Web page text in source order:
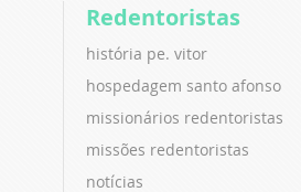
Redentoristas
história pe. vitor
hospedagem santo afonso
missionários redentoristas
missões redentoristas
notícias